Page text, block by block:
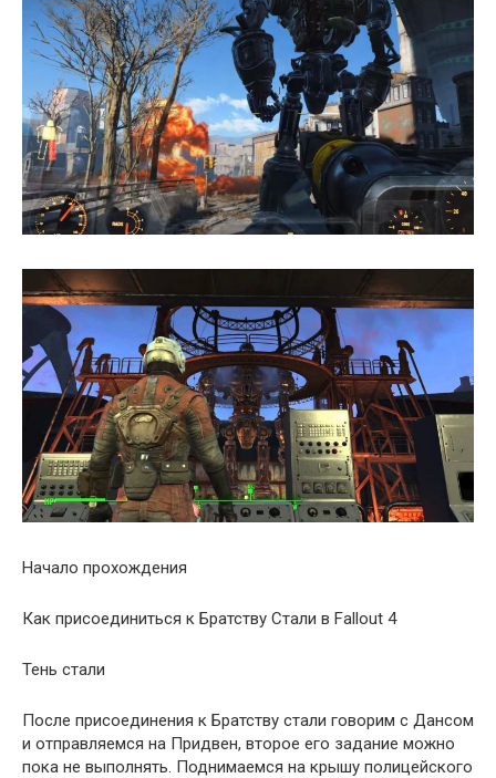
Начало прохождения
Как присоединиться к Братству Стали в Fallout 4
Тень стали
После присоединения к Братству стали говорим с Дансом
и отправляемся на Придвен, второе его задание можно
пока не выполнять. Поднимаемся на крышу полицейского